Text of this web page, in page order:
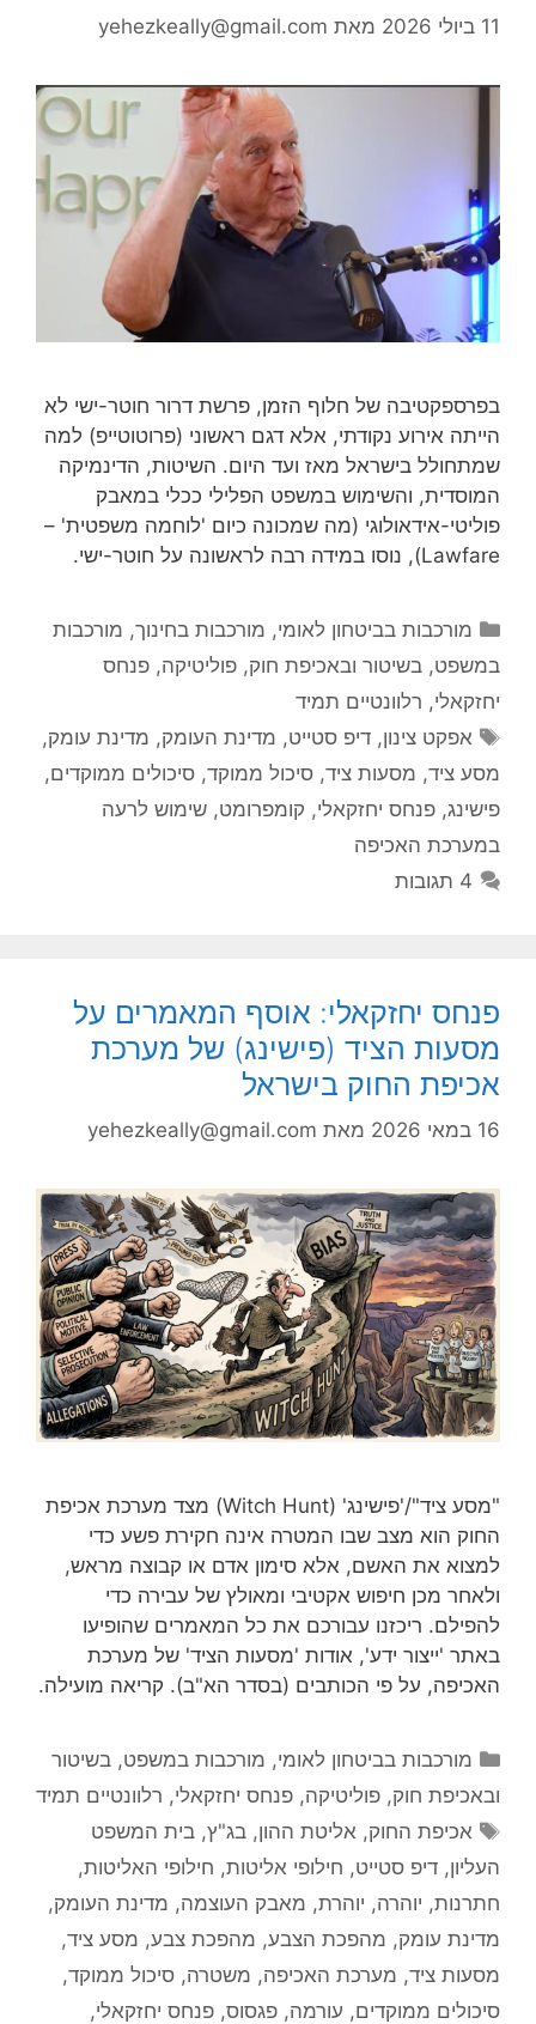
11 ביולי 2026 מאת yehezkeally@gmail.com
בפרספקטיבה של חלוף הזמן, פרשת דרור חוטר-ישי לא
הייתה אירוע נקודתי, אלא דגם ראשוני (פרוטוטייפ) למה
שמתחולל בישראל מאז ועד היום. השיטות, הדינמיקה
המוסדית, והשימוש במשפט הפלילי ככלי במאבק
פוליטי-אידאולוגי (מה שמכונה כיום 'לוחמה משפטית' –
Lawfare), נוסו במידה רבה לראשונה על חוטר-ישי.
קטגוריות
מורכבות בביטחון לאומי, מורכבות בחינוך, מורכבות
במשפט, בשיטור ובאכיפת חוק, פוליטיקה, פנחס
יחזקאלי, רלוונטיים תמיד
תגיות
אפקט צינון,דיפ סטייט, מדינת העומק, מדינת עומק,
מסע ציד, מסעות ציד, סיכול ממוקד, סיכולים ממוקדים,
פישינג, פנחס יחזקאלי, קומפרומט, שימוש לרעה
במערכת האכיפה
4 תגובות
פנחס יחזקאלי: אוסף המאמרים על
מסעות הציד (פישינג) של מערכת
אכיפת החוק בישראל
16 במאי 2026 מאת yehezkeally@gmail.com
"מסע ציד"/'פישינג' (Witch Hunt) מצד מערכת אכיפת
החוק הוא מצב שבו המטרה אינה חקירת פשע כדי
למצוא את האשם, אלא סימון אדם או קבוצה מראש,
ולאחר מכן חיפוש אקטיבי ומאולץ של עבירה כדי
להפילם. ריכזנו עבורכם את כל המאמרים שהופיעו
באתר 'ייצור ידע', אודות 'מסעות הציד' של מערכת
האכיפה, על פי הכותבים (בסדר הא"ב). קריאה מועילה.
קטגוריות
מורכבות בביטחון לאומי, מורכבות במשפט, בשיטור
ובאכיפת חוק, פוליטיקה, פנחס יחזקאלי, רלוונטיים תמיד
תגיות
אכיפת החוק, אליטת ההון,בג"ץ,בית המשפט
העליון, דיפ סטייט, חילופי אליטות, חילופי האליטות,
חתרנות, יוהרה, יוהרת, מאבק העוצמה, מדינת העומק,
מדינת עומק, מהפכת הצבע, מהפכת צבע, מסע ציד,
מסעות ציד, מערכת האכיפה, משטרה, סיכול ממוקד,
סיכולים ממוקדים, עורמה, פגסוס, פנחס יחזקאלי,